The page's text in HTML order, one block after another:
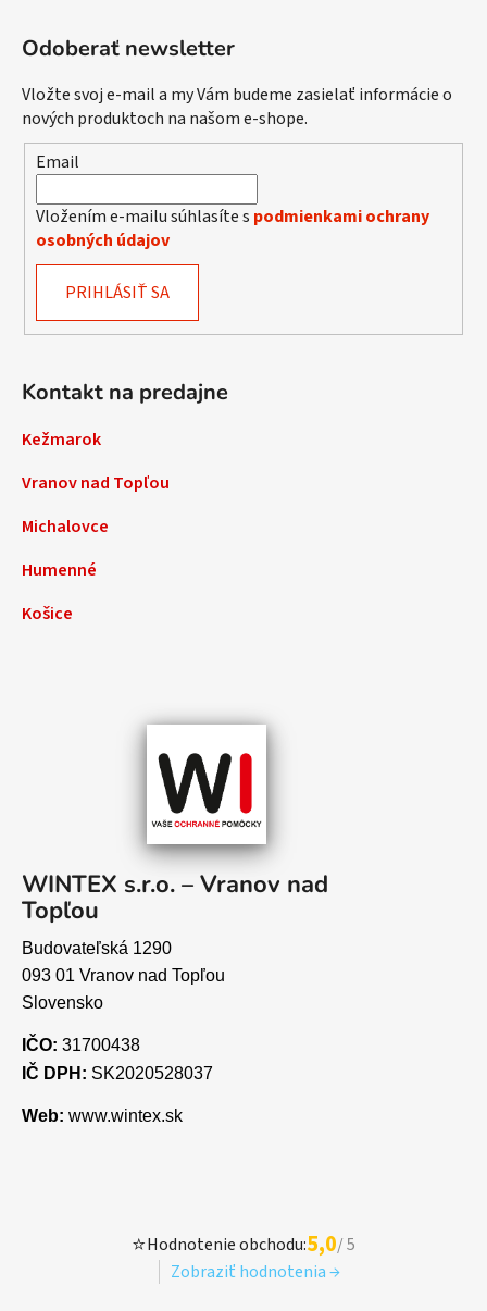
Odoberať newsletter
Vložte svoj e-mail a my Vám budeme zasielať informácie o
nových produktoch na našom e-shope.
Email
Vložením e-mailu súhlasíte s podmienkami ochrany
osobných údajov
PRIHLÁSIŤ SA
Kontakt na predajne
Kežmarok
Vranov nad Topľou
Michalovce
Humenné
Košice
WINTEX s.r.o. – Vranov nad
Topľou
Budovateľská 1290
093 01 Vranov nad Topľou
Slovensko
IČO: 31700438
IČ DPH: SK2020528037
Web: www.wintex.sk
⭐Hodnotenie obchodu:5,0/ 5
Zobraziť hodnotenia →